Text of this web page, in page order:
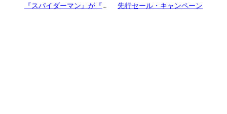
『スパイダーマン』が『マ
先行セール・キャンペーン